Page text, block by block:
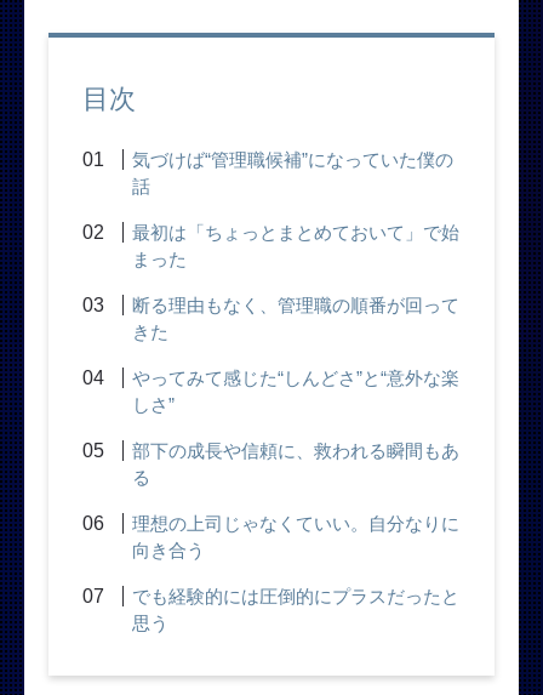
目次
気づけば“管理職候補”になっていた僕の
話
最初は「ちょっとまとめておいて」で始
まった
断る理由もなく、管理職の順番が回って
きた
やってみて感じた“しんどさ”と“意外な楽
しさ”
部下の成長や信頼に、救われる瞬間もあ
る
理想の上司じゃなくていい。自分なりに
向き合う
でも経験的には圧倒的にプラスだったと
思う